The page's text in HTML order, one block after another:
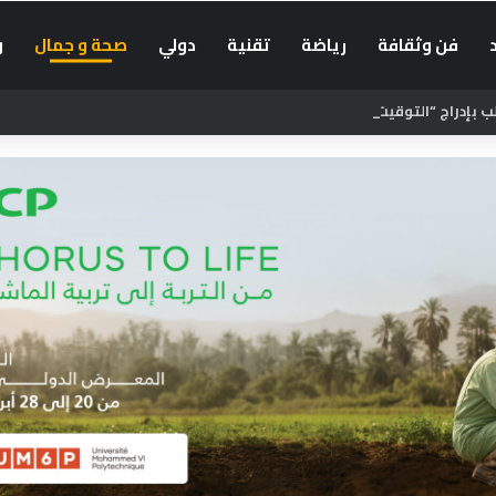
فن وثقافة رياضة تقنية دولي صحة و جمال
“التوقيت الميسر” في الحوار الاجتماعي